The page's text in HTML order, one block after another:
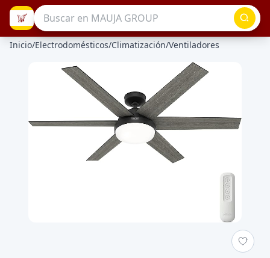
Inicio/Electrodomésticos/Climatización/Ventiladores